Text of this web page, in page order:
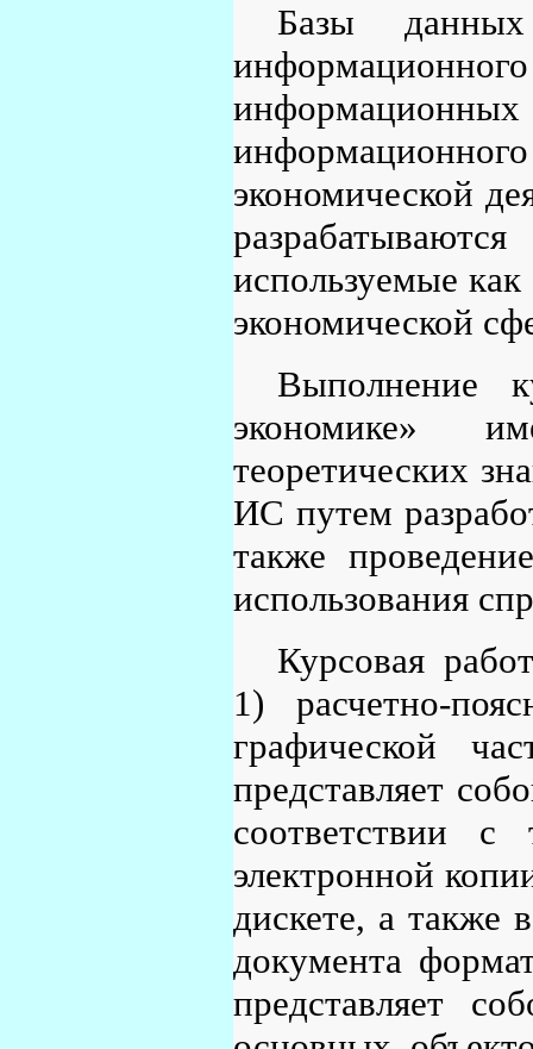
Базы
экономической
используемые
экономической
Выполнение
экономике»
теоретических
ИС путем
также
использования
Курсовая
1) расчетно-
графической
представляет
соответствии
электронной
дискете, а также
документа
представляет